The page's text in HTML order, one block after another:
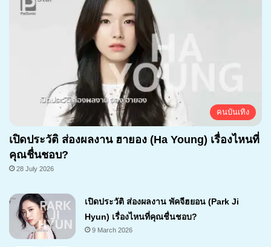
คนบันเทิง
เปิดประวัติ ส่องผลงาน ฮายอง (Ha Young) เรื่องไหนที่
คุณชื่นชอบ?
28 July 2026
เปิดประวัติ ส่องผลงาน พัคจีฮยอน (Park Ji
Hyun) เรื่องไหนที่คุณชื่นชอบ?
9 March 2026